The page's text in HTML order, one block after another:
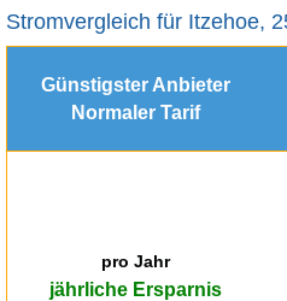
Stromvergleich für Itzehoe,
Günstigster Anbieter
Normaler Tarif
pro Jahr
jährliche Ersparnis